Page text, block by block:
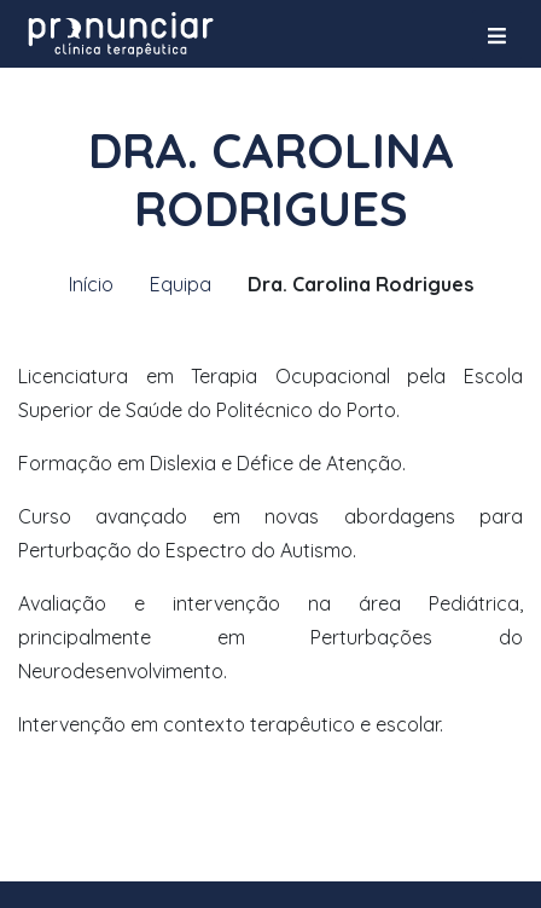
DRA. CAROLINA
RODRIGUES
Início Equipa Dra. Carolina Rodrigues
Licenciatura em Terapia Ocupacional pela Escola
Superior de Saúde do Politécnico do Porto.
Formação em Dislexia e Défice de Atenção.
Curso avançado em novas abordagens para
Perturbação do Espectro do Autismo.
Avaliação e intervenção na área Pediátrica,
principalmente em Perturbações do
Neurodesenvolvimento.
Intervenção em contexto terapêutico e escolar.